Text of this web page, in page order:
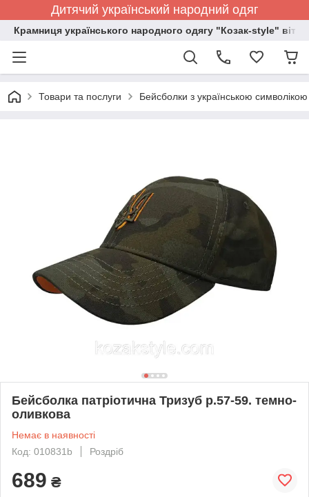
Дитячий український народний одяг
Крамниця українського народного одягу "Козак-style"
Товари та послуги Бейсболки з українською символікою
Бейсболка патріотична Тризуб р.57-59. темно-
оливкова
Немає в наявності
Код: 010831b
Роздріб
689 ₴